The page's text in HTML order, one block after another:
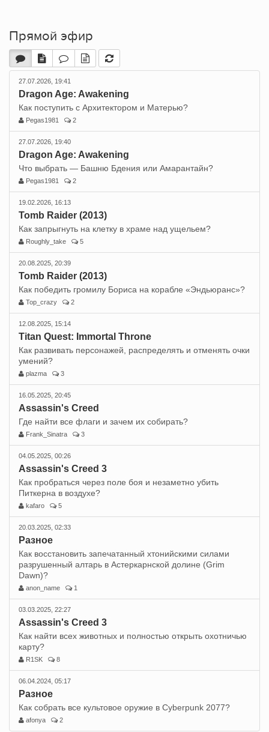
Прямой эфир
27.07.2026, 19:41
Dragon Age: Awakening
Как поступить с Архитектором и Матерью?
Pegas1981 2
27.07.2026, 19:40
Dragon Age: Awakening
Что выбрать — Башню Бдения или Амарантайн?
Pegas1981 2
19.02.2026, 16:13
Tomb Raider (2013)
Как запрыгнуть на клетку в храме над ущельем?
Roughly_take 5
20.08.2025, 20:39
Tomb Raider (2013)
Как победить громилу Бориса на корабле «Эндьюранс»?
Top_crazy 2
12.08.2025, 15:14
Titan Quest: Immortal Throne
Как развивать персонажей, распределять и отменять очки
умений?
plazma 3
16.05.2025, 20:45
Assassin's Creed
Где найти все флаги и зачем их собирать?
Frank_Sinatra 3
04.05.2025, 00:26
Assassin's Creed 3
Как пробраться через поле боя и незаметно убить
Питкерна в воздухе?
kafaro 5
20.03.2025, 02:33
Разное
Как восстановить запечатанный хтонийскими силами
разрушенный алтарь в Астеркарнской долине (Grim
Dawn)?
anon_name 1
03.03.2025, 22:27
Assassin's Creed 3
Как найти всех животных и полностью открыть охотничью
карту?
R1SK 8
06.04.2024, 05:17
Разное
Как собрать все культовое оружие в Cyberpunk 2077?
afonya 2